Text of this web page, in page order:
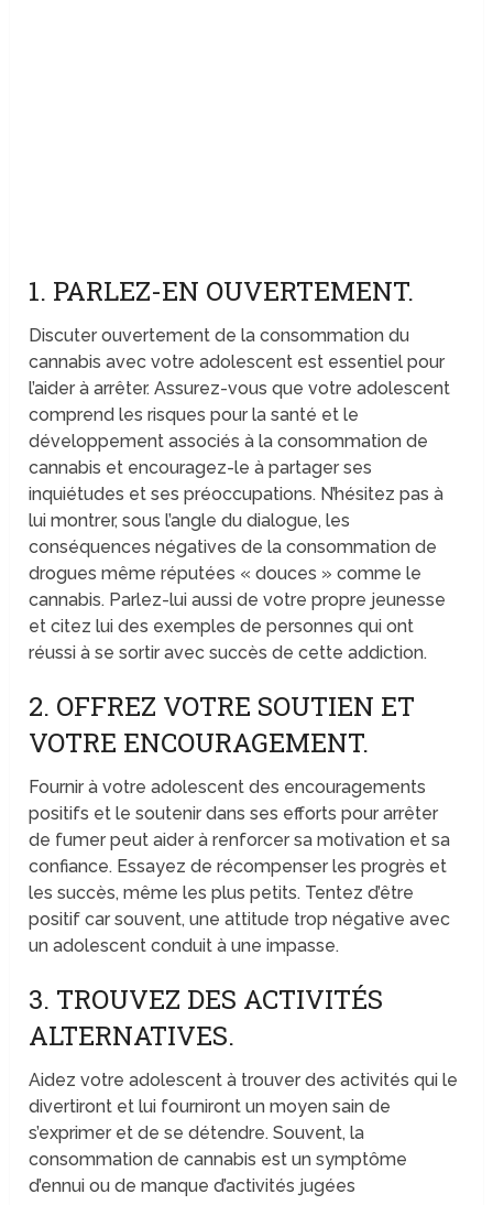
1. PARLEZ-EN OUVERTEMENT.
Discuter ouvertement de la consommation du
cannabis avec votre adolescent est essentiel pour
l’aider à arrêter. Assurez-vous que votre adolescent
comprend les risques pour la santé et le
développement associés à la consommation de
cannabis et encouragez-le à partager ses
inquiétudes et ses préoccupations. N’hésitez pas à
lui montrer, sous l’angle du dialogue, les
conséquences négatives de la consommation de
drogues même réputées « douces » comme le
cannabis. Parlez-lui aussi de votre propre jeunesse
et citez lui des exemples de personnes qui ont
réussi à se sortir avec succès de cette addiction.
2. OFFREZ VOTRE SOUTIEN ET
VOTRE ENCOURAGEMENT.
Fournir à votre adolescent des encouragements
positifs et le soutenir dans ses efforts pour arrêter
de fumer peut aider à renforcer sa motivation et sa
confiance. Essayez de récompenser les progrès et
les succès, même les plus petits. Tentez d’être
positif car souvent, une attitude trop négative avec
un adolescent conduit à une impasse.
3. TROUVEZ DES ACTIVITÉS
ALTERNATIVES.
Aidez votre adolescent à trouver des activités qui le
divertiront et lui fourniront un moyen sain de
s’exprimer et de se détendre. Souvent, la
consommation de cannabis est un symptôme
d’ennui ou de manque d’activités jugées